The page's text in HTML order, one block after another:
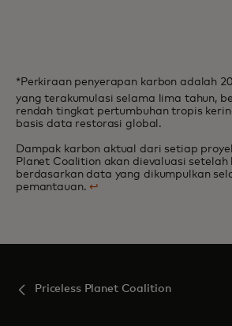
*Perkiraan penyerapan karbon adalah
yang terakumulasi selama lima tahun,
rendah tingkat pertumbuhan tropis
basis data restorasi global.
Dampak karbon aktual dari setiap
Planet Coalition akan dievaluasi setelah
berdasarkan data yang dikumpulkan
pemantauan.↩
Priceless Planet Coalition